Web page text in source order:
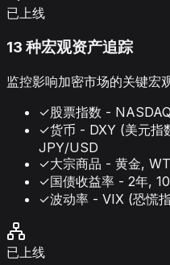
已上线
13 种宏观资产追踪
监控影响加密市场的关键宏
✓股票指数 -
✓货币 - DXY (美元指
JPY/USD
✓大宗商品 - 黄金,
✓国债收益率 - 2年,
✓波动率 - VIX (恐慌
已上线